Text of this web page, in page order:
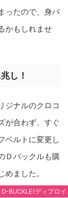
ったので、身バ
かもしれませ
し！
ジナルのクロコ
が合わず、すぐ
ベルトに変更し
Ｄバックルも購
ました。
D-BUCKLE(ディプ